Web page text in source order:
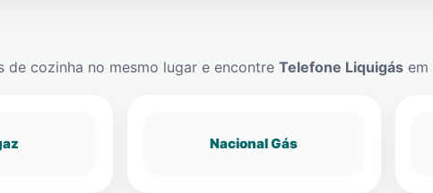
cozinha no mesmo lugar e encontre Telefone Liquigás em
Nacional Gás